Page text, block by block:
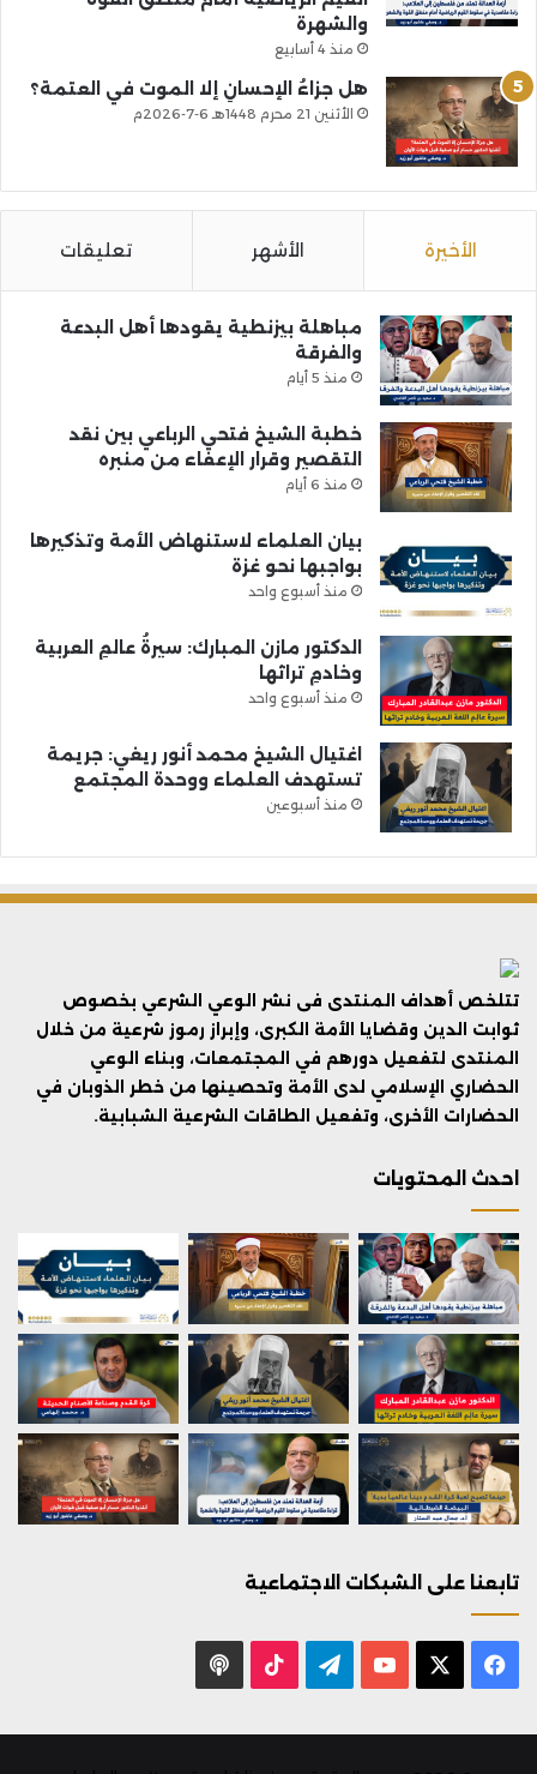
والشهرة
منذ 4 أسابيع
هل جزاءُ الإحسانِ إلا الموت في العتمة؟
الأثنين 21 محرم 1448هـ 6-7-2026م
الأخيرة الأشهر تعليقات
مباهلة بيزنطية يقودها أهل البدعة
والفرقة
منذ 5 أيام
خطبة الشيخ فتحي الرباعي بين نقد
التقصير وقرار الإعفاء من منبره
منذ 6 أيام
بيان العلماء لاستنهاض الأمة وتذكيرها
بواجبها نحو غزة
منذ أسبوع واحد
الدكتور مازن المبارك: سيرةُ عالمِ العربية
وخادمِ تراثها
منذ أسبوع واحد
اغتيال الشيخ محمد أنور ريغي: جريمة
تستهدف العلماء ووحدة المجتمع
منذ أسبوعين
تتلخص أهداف المنتدى فى نشر الوعي الشرعي بخصوص
ثوابت الدين وقضايا الأمة الكبرى، وإبراز رموز شرعية من خلال
المنتدى لتفعيل دورهم في المجتمعات، وبناء الوعي
الحضاري الإسلامي لدى الأمة وتحصينها من خطر الذوبان في
الحضارات الأخرى، وتفعيل الطاقات الشرعية الشبابية.
احدث المحتويات
تابعنا على الشبكات الاجتماعية
فيسبوك يوتيوب تيلقرام ‫TikTok